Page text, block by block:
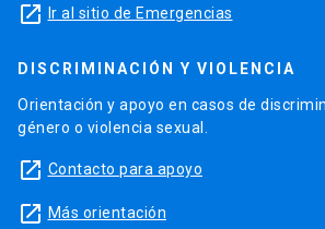
launch Ir al sitio de Emergencias
DISCRIMINACIÓN Y VIOLENCIA
Orientación y apoyo en casos de
género o violencia sexual.
launch Contacto para apoyo
launch Más orientación